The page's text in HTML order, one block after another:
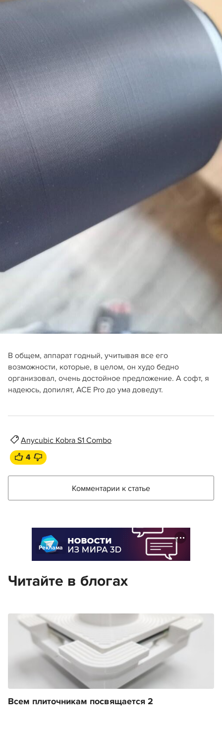
В общем, аппарат годный, учитывая все его
возможности, которые, в целом, он худо бедно
организовал, очень достойное предложение. А софт, я
надеюсь, допилят, ACE Pro до ума доведут.
Anycubic Kobra S1 Combo
4
Комментарии к статье
Реклама
Читайте в блогах
Всем плиточникам посвящается 2